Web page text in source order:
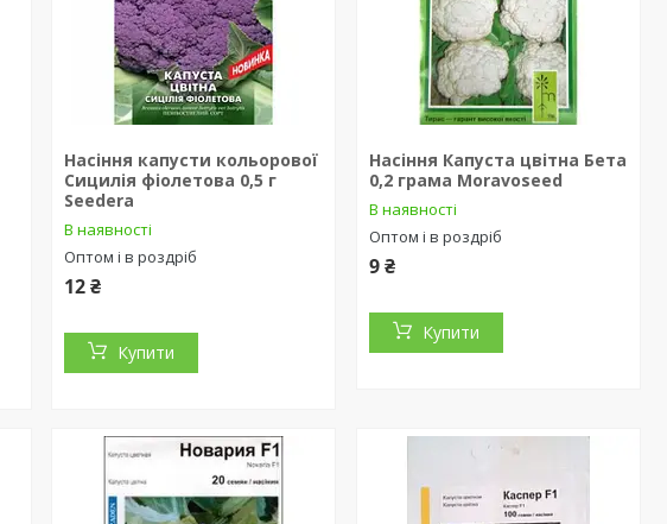
Насіння капусти кольорової
Сицилія фіолетова 0,5 г
Seedera
В наявності
Оптом і в роздріб
12 ₴
Купити
Насіння Капуста цвітна Бета
0,2 грама Moravoseed
В наявності
Оптом і в роздріб
9 ₴
Купити